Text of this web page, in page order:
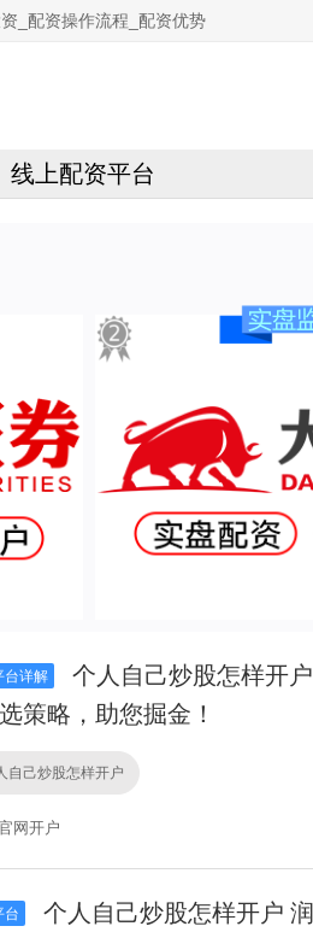
_配资操作流程_配资优势
线上配资平台
台详解
个人自己炒股怎样开
策略，助您掘金！
自己炒股怎样开户
网开户
台
个人自己炒股怎样开户